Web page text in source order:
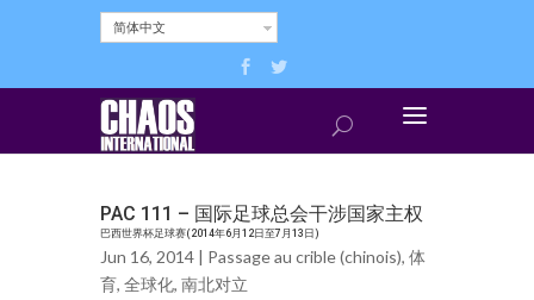
简体中文
PAC 111 – 国际足球总会干涉国家主权
巴西世界杯足球赛(2014年6月12日至7月13日)
Jun 16, 2014 | Passage au crible (chinois), 体
育, 全球化, 南北对立